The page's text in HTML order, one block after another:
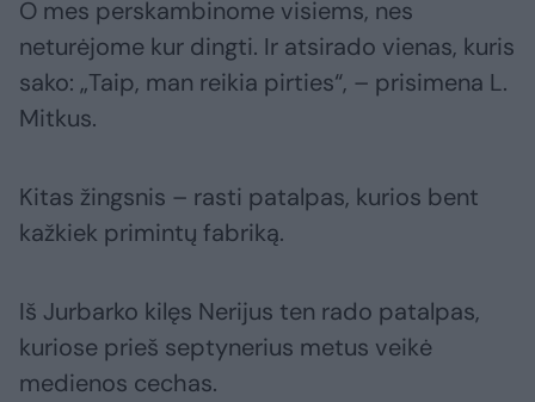
O mes perskambinome visiems, nes
neturėjome kur dingti. Ir atsirado vienas, kuris
sako: „Taip, man reikia pirties“, – prisimena L.
Mitkus.
Kitas žingsnis – rasti patalpas, kurios bent
kažkiek primintų fabriką.
Iš Jurbarko kilęs Nerijus ten rado patalpas,
kuriose prieš septynerius metus veikė
medienos cechas.